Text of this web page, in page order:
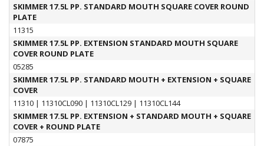
SKIMMER 17.5L PP. STANDARD MOUTH SQUARE COVER ROUND
PLATE
11315
SKIMMER 17.5L PP. EXTENSION STANDARD MOUTH SQUARE
COVER ROUND PLATE
05285
SKIMMER 17.5L PP. STANDARD MOUTH + EXTENSION + SQUARE
COVER
11310 | 11310CL090 | 11310CL129 | 11310CL144
SKIMMER 17.5L PP. EXTENSION + STANDARD MOUTH + SQUARE
COVER + ROUND PLATE
07875